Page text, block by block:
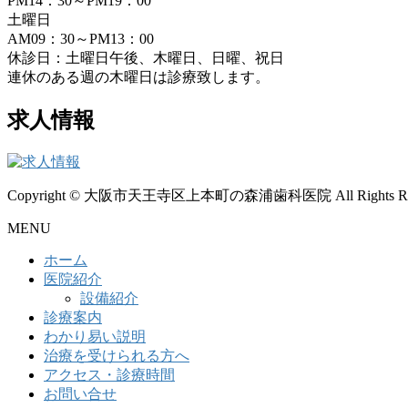
土曜日
AM09：30～PM13：00
休診日：土曜日午後、木曜日、日曜、祝日
連休のある週の木曜日は診療致します。
求人情報
Copyright © 大阪市天王寺区上本町の森浦歯科医院 All Rights
MENU
ホーム
医院紹介
設備紹介
診療案内
わかり易い説明
治療を受けられる方へ
アクセス・診療時間
お問い合せ